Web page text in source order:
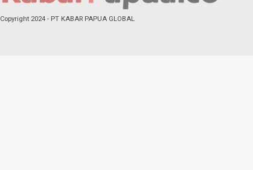
Copyright 2024 - PT KABAR PAPUA GLOBAL